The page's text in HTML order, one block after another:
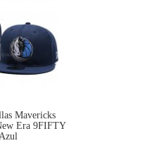
Mavericks
Era 9FIFTY